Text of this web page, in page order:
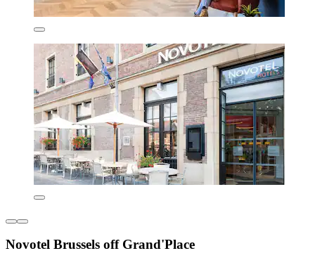
Novotel Brussels off Grand'Place